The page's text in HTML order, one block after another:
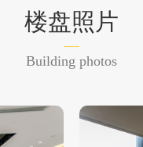
楼盘照片
Building photos